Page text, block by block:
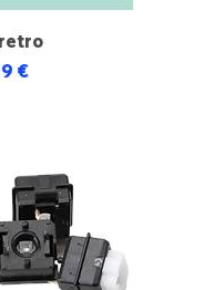
promocional
€